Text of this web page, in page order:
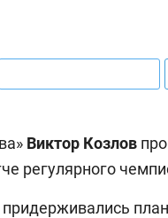
Виктор Козлов
регулярного